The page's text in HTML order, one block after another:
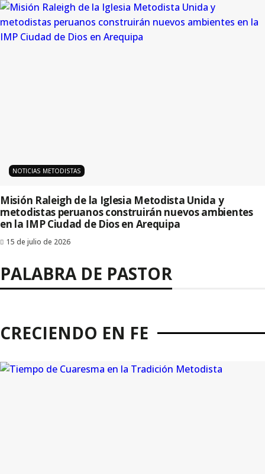
NOTICIAS METODISTAS
Misión Raleigh de la Iglesia Metodista Unida y
metodistas peruanos construirán nuevos ambientes
en la IMP Ciudad de Dios en Arequipa
15 de julio de 2026
PALABRA DE PASTOR
CRECIENDO EN FE